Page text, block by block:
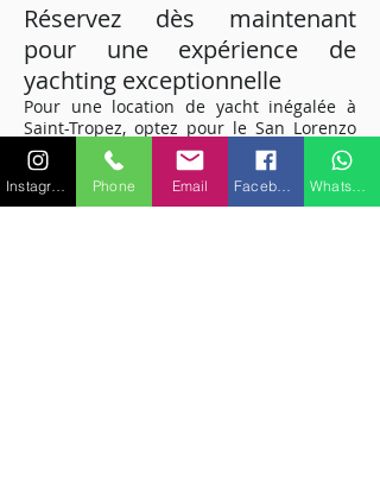
Réservez dès maintenant
pour une expérience de
yachting exceptionnelle
Pour une location de yacht inégalée à
Saint-Tropez, optez pour le San Lorenzo
100. Offrant le mélange parfait de
performances, de luxe et de
divertissement, ce yacht vous promet une
escapade maritime de rêve sur la Côte
Phone Email